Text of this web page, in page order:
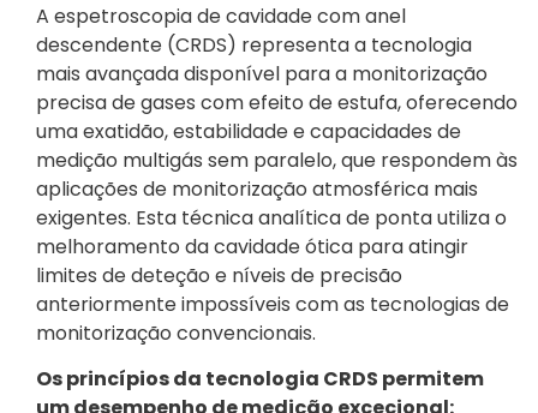
A espetroscopia de cavidade com anel
descendente (CRDS) representa a tecnologia
mais avançada disponível para a monitorização
precisa de gases com efeito de estufa, oferecendo
uma exatidão, estabilidade e capacidades de
medição multigás sem paralelo, que respondem às
aplicações de monitorização atmosférica mais
exigentes. Esta técnica analítica de ponta utiliza o
melhoramento da cavidade ótica para atingir
limites de deteção e níveis de precisão
anteriormente impossíveis com as tecnologias de
monitorização convencionais.
Os princípios da tecnologia CRDS permitem